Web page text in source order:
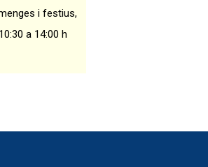
i festius,
a 14:00 h